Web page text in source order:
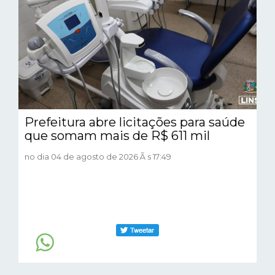
Prefeitura abre licitações para saúde
que somam mais de R$ 611 mil
no dia 04 de agosto de 2026 Ã s 17:49